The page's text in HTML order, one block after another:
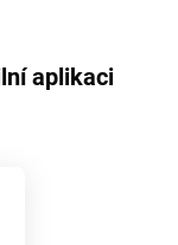
aplikaci